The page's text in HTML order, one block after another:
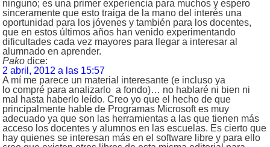
ninguno; es una primer experiencia para muchos y espero
sinceramente que esto traiga de la mano del interés una
oportunidad para los jóvenes y también para los docentes,
que en estos últimos años han venido experimentando
dificultades cada vez mayores para llegar a interesar al
alumnado en aprender.
Pako dice:
2 abril, 2012 a las 15:57
A mí me parece un material interesante (e incluso ya
lo compré para analizarlo a fondo)… no hablaré ni bien ni
mal hasta haberlo leído. Creo yo que el hecho de que
principalmente hable de Programas Microsoft es muy
adecuado ya que son las herramientas a las que tienen más
acceso los docentes y alumnos en las escuelas. Es cierto que
hay quienes se interesan más en el software libre y para ello